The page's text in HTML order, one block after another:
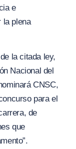
e
la plena
la citada ley,
Nacional del
CNSC,
para el
de
que